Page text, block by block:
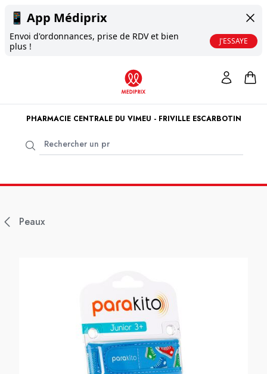
📱 App Médiprix
Envoi d'ordonnances, prise de RDV et bien
plus !
J'ESSAYE
PHARMACIE CENTRALE DU VIMEU - FRIVILLE ESCARBOTIN
Peaux